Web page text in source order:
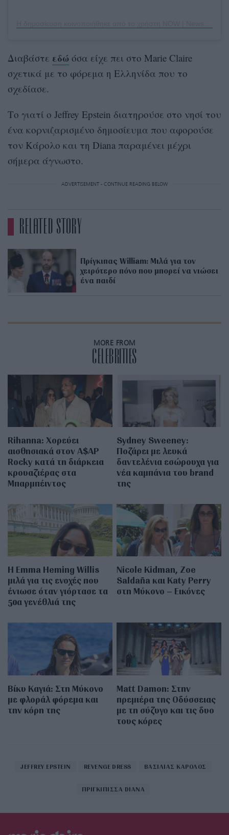
Διαβάστε εδώ όσα είχε πει στο Marie Claire
σχετικά με το φόρεμα η Ελληνίδα που το
σχεδίασε.
Το γιατί ο Jeffrey Epstein διατηρούσε στο νησί του
ένα κορνιζαρισμένο δημοσίευμα που αφορούσε
τον Κάρολο και τη Diana παραμένει μέχρι
σήμερα άγνωστο.
ADVERTISEMENT - CONTINUE READING BELOW
RELATED STORY
Πρίγκιπας William: Μιλά για τον
χειρότερο πόνο που μπορεί να νιώσει
ένα παιδί
MORE FROM
CELEBRITIES
Rihanna: Χορεύει
αισθησιακά στον A$AP
Rocky κατά τη διάρκεια
κρουαζιέρας στα
Μπαρμπέιντος
Sydney Sweeney:
Ποζάρει με λευκά
δαντελένια εσώρουχα για
νέα καμπάνια του brand
της
H Emma Heming Willis
μιλά για τις ενοχές που
ένιωσε όταν γιόρτασε τα
50α γενέθλιά της
Nicole Kidman, Zoe
Saldaña και Katy Perry
στη Μύκονο – Εικόνες
Βίκυ Καγιά: Στη Μύκονο
με φλοράλ φόρεμα και
την κόρη της
Matt Damon: Στην
πρεμιέρα της Οδύσσειας
με τη σύζυγο και τις δυο
τους κόρες
JEFFREY EPSTEIN REVENGE DRESS ΒΑΣΙΛΙΑΣ ΚΑΡΟΛΟΣ
ΠΡΙΓΚΙΠΙΣΣΑ DIANA